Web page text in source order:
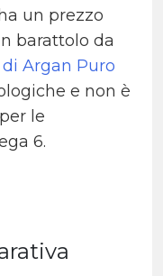
un prezzo
barattolo da
Argan Puro
e non è
le
6.